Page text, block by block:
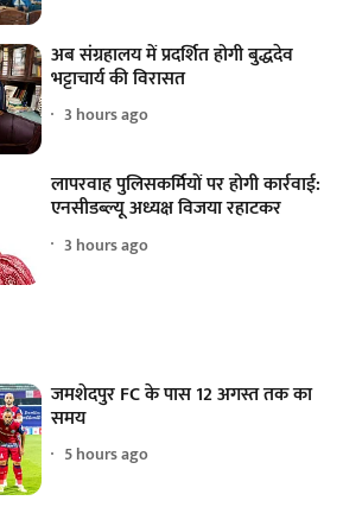
अब संग्रहालय में प्रदर्शित होगी बुद्धदेव
भट्टाचार्य की विरासत
3 hours ago
लापरवाह पुलिसकर्मियों पर होगी कार्रवाई:
एनसीडब्ल्यू अध्यक्ष विजया रहाटकर
3 hours ago
जमशेदपुर FC के पास 12 अगस्त तक का
समय
5 hours ago